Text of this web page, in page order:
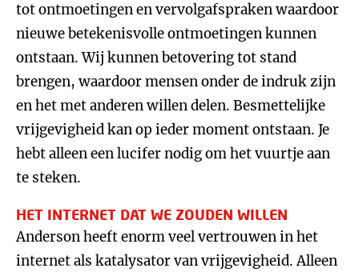
tot ontmoetingen en vervolgafspraken waardoor
nieuwe betekenisvolle ontmoetingen kunnen
ontstaan. Wij kunnen betovering tot stand
brengen, waardoor mensen onder de indruk zijn
en het met anderen willen delen. Besmettelijke
vrijgevigheid kan op ieder moment ontstaan. Je
hebt alleen een lucifer nodig om het vuurtje aan
te steken.
HET INTERNET DAT WE ZOUDEN WILLEN
Anderson heeft enorm veel vertrouwen in het
internet als katalysator van vrijgevigheid. Alleen